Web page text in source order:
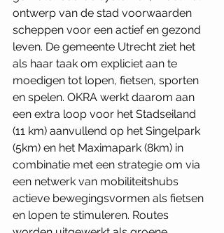
ontwerp van de stad voorwaarden
scheppen voor een actief en gezond
leven. De gemeente Utrecht ziet het
als haar taak om expliciet aan te
moedigen tot lopen, fietsen, sporten
en spelen. OKRA werkt daarom aan
een extra loop voor het Stadseiland
(11 km) aanvullend op het Singelpark
(5km) en het Maximapark (8km) in
combinatie met een strategie om via
een netwerk van mobiliteitshubs
actieve bewegingsvormen als fietsen
en lopen te stimuleren. Routes